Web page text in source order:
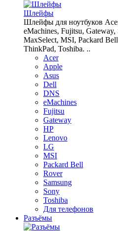
Шлейфы
Шлейфы для ноутбуков
eMachines, Fujitsu,
MaxSelect, MSI, Packard
ThinkPad, Toshiba. ..
Acer
Apple
Asus
Dell
DNS
eMachines
Fujitsu
Gateway
HP
Lenovo
LG
MSI
Packard Bell
Rover
Samsung
Sony
Toshiba
Для телефонов
Разъёмы